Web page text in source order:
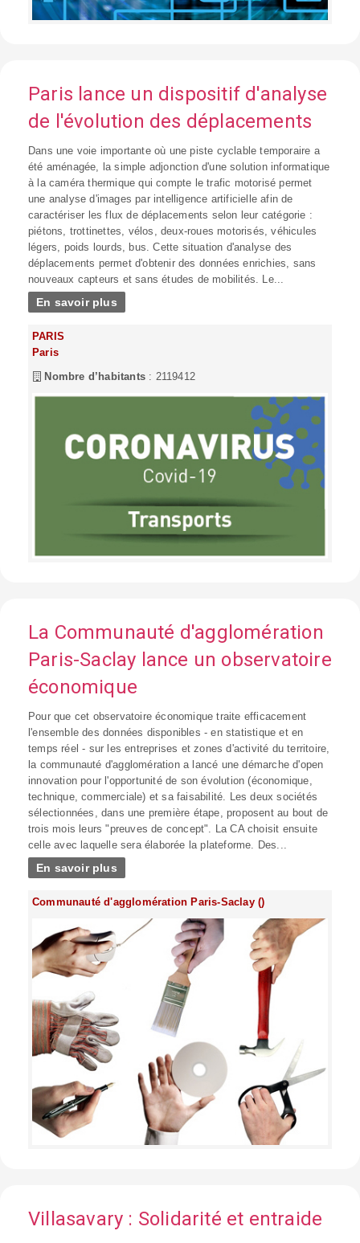
Paris lance un dispositif d'analyse
de l'évolution des déplacements
Dans une voie importante où une piste cyclable temporaire a
été aménagée, la simple adjonction d'une solution informatique
à la caméra thermique qui compte le trafic motorisé permet
une analyse d'images par intelligence artificielle afin de
caractériser les flux de déplacements selon leur catégorie :
piétons, trottinettes, vélos, deux-roues motorisés, véhicules
légers, poids lourds, bus. Cette situation d'analyse des
déplacements permet d'obtenir des données enrichies, sans
nouveaux capteurs et sans études de mobilités. Le...
En savoir plus
PARIS
Paris
Nombre d’habitants : 2119412
La Communauté d'agglomération
Paris-Saclay lance un observatoire
économique
Pour que cet observatoire économique traite efficacement
l'ensemble des données disponibles - en statistique et en
temps réel - sur les entreprises et zones d'activité du territoire,
la communauté d'agglomération a lancé une démarche d'open
innovation pour l'opportunité de son évolution (économique,
technique, commerciale) et sa faisabilité. Les deux sociétés
sélectionnées, dans une première étape, proposent au bout de
trois mois leurs "preuves de concept". La CA choisit ensuite
celle avec laquelle sera élaborée la plateforme. Des...
En savoir plus
Communauté d'agglomération Paris-Saclay ()
Villasavary : Solidarité et entraide